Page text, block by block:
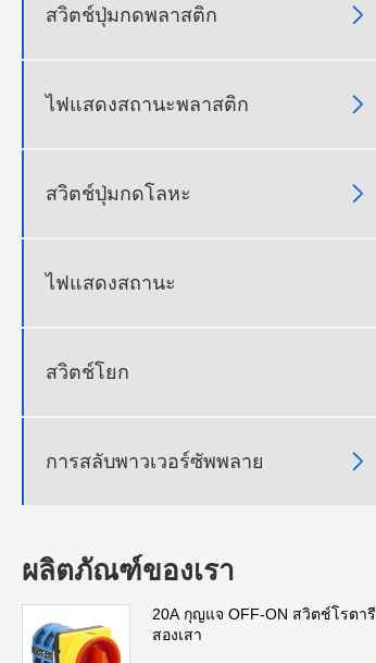
สวิตช์ปุ่มกดพลาสติก 
ไฟแสดงสถานะพลาสติก 
สวิตช์ปุ่มกดโลหะ 
ไฟแสดงสถานะ
สวิตช์โยก
การสลับพาวเวอร์ซัพพลาย 
ผลิตภัณฑ์ของเรา
20A กุญแจ OFF-ON สวิตช์โรตารี
สองเสา